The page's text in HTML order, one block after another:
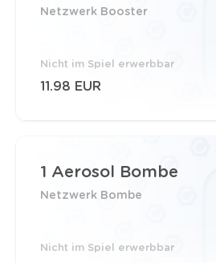
Netzwerk Booster
Nicht im Spiel erwerbbar
11.98 EUR
1 Aerosol Bombe
Netzwerk Bombe
Nicht im Spiel erwerbbar